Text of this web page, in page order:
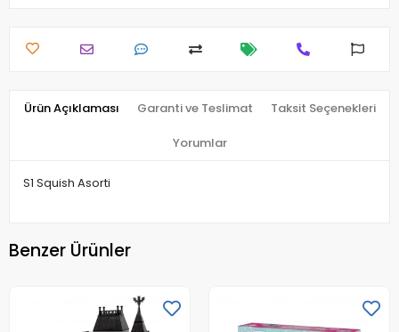
Ürün Açıklaması Garanti ve Teslimat Taksit Seçenekleri
Yorumlar
S1 Squish Asorti
Benzer Ürünler